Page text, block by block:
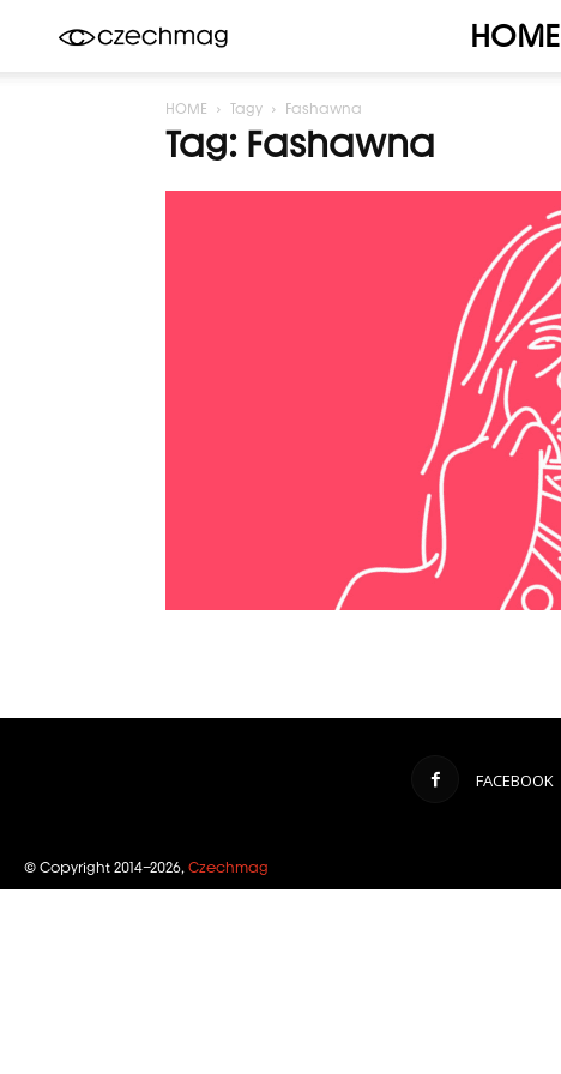
HOME
HOME Tagy Fashawna
Tag: Fashawna
FACEBOOK
© Copyright 2014–2026, Czechmag